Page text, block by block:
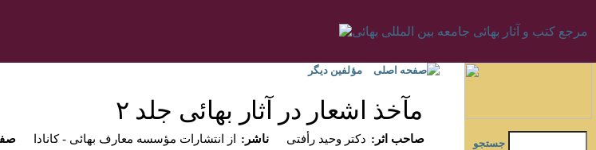
صفحه اصلی مؤلفين ديگر
مآخذ اشعار در آثار بهائى جلد ٢‏
از انتشارات مؤسسه معارف بهائى - كانادا :ناشر دكتر وحيد رأفتى
:صاحب اثر
جستجو